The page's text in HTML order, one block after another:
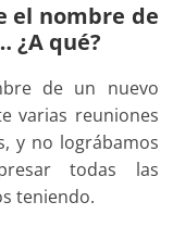
el nombre de
¿A qué?
de un nuevo
varias reuniones
y no lográbamos
todas las
teniendo.